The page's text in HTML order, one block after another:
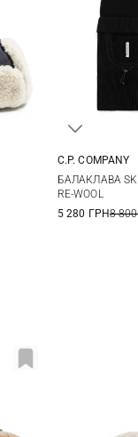
C.P. COMPANY
БАЛАКЛАВА
RE-WOOL
5 280 ГРН8